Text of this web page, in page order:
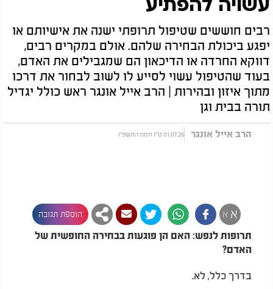
רבים חוששים שטיפול תרופתי ישנה את אישיותם או
יפגע ביכולת הבחירה שלהם. אולם במקרים רבים,
דווקא החרדה או הדיכאון הם שמגבילים את האדם,
בעוד שהטיפול עשוי לסייע לו לשוב לבחור את דרכו
מתוך איזון ובהירות | הרב אייל אונגר ראש כולל יגדיל
תורה בבית וגן
הרב אייל אונגר 01.07.26 ט"ז תמוז התשפ"ו
א א הוספת תגובה
תרופות לנפש: האם הן פוגעות בבחירה החופשית של
האדם?
בדרך כלל, לא.